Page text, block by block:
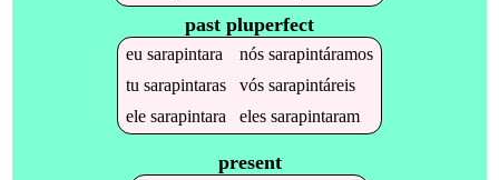
past pluperfect
eu sarapintara nós sarapintáramos
tu sarapintaras vós sarapintáreis
ele sarapintara eles sarapintaram
present